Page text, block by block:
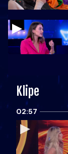
Klipe
02:57